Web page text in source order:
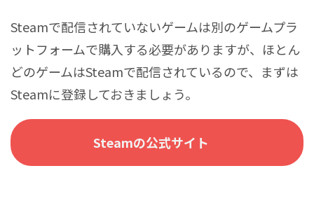
Steamで配信されていないゲームは別のゲームプラ
ットフォームで購入する必要がありますが、ほとん
どのゲームはSteamで配信されているので、まずは
Steamに登録しておきましょう。
Steamの公式サイト